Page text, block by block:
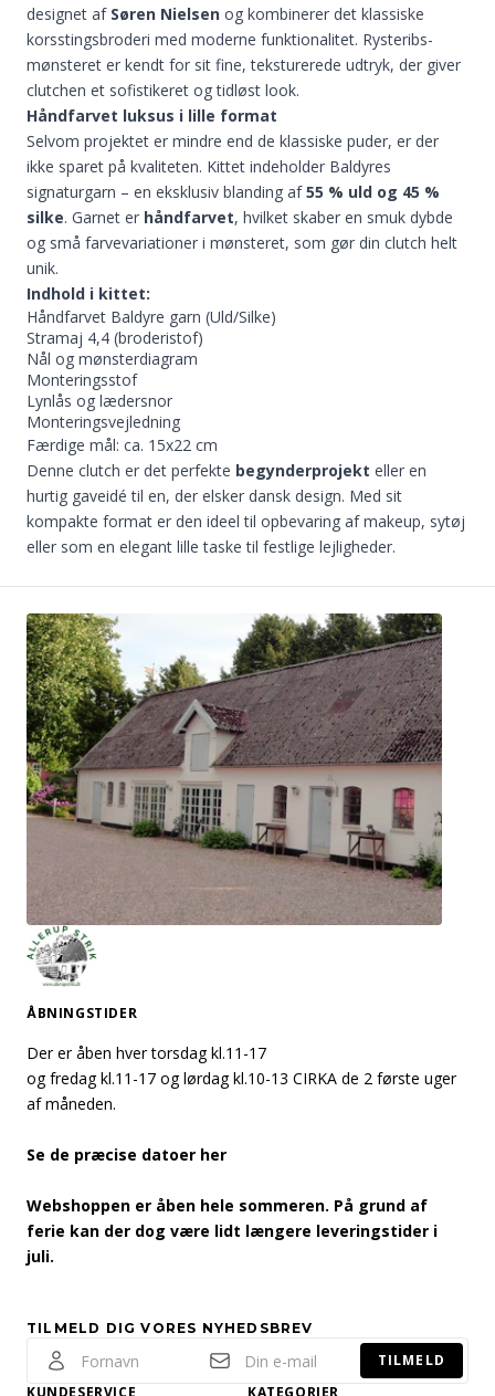
designet af Søren Nielsen og kombinerer det klassiske
korsstingsbroderi med moderne funktionalitet. Rysteribs-
mønsteret er kendt for sit fine, teksturerede udtryk, der giver
clutchen et sofistikeret og tidløst look.
Håndfarvet luksus i lille format
Selvom projektet er mindre end de klassiske puder, er der
ikke sparet på kvaliteten. Kittet indeholder Baldyres
signaturgarn – en eksklusiv blanding af55 % uld og 45 %
silke. Garnet er håndfarvet, hvilket skaber en smuk dybde
og små farvevariationer i mønsteret, som gør din clutch helt
unik.
Indhold i kittet:
Håndfarvet Baldyre garn (Uld/Silke)
Stramaj 4,4 (broderistof)
Nål og mønsterdiagram
Monteringsstof
Lynlås og lædersnor
Monteringsvejledning
Færdige mål: ca. 15x22 cm
Denne clutch er det perfekte begynderprojekt eller en
hurtig gaveidé til en, der elsker dansk design. Med sit
kompakte format er den ideel til opbevaring af makeup, sytøj
eller som en elegant lille taske til festlige lejligheder.
ÅBNINGSTIDER
Der er åben hver torsdag kl.11-17
og fredag kl.11-17 og lørdag kl.10-13 CIRKA de 2 første uger
af måneden.
Se de præcise datoer her
Webshoppen er åben hele sommeren. På grund af
ferie kan der dog være lidt længere leveringstider i
juli.
TILMELD DIG VORES NYHEDSBREV
TILMELD
KUNDESERVICE
KATEGORIER